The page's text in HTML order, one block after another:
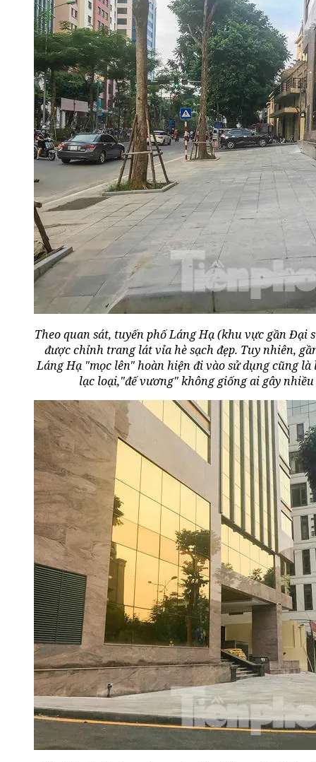
Theo quan sát, tuyến phố Láng Hạ (khu vực gần Đại
được chỉnh trang lát vỉa hè sạch đẹp. Tuy nhiên,
Láng Hạ "mọc lên" hoàn hiện đi vào sử dụng cũng
lạc loại,"đế vương" không giống ai gây